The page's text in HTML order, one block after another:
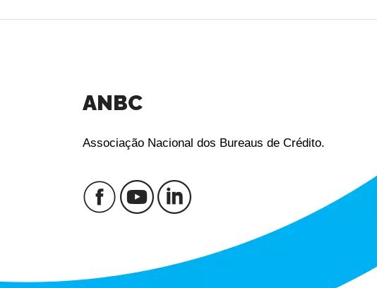
ANBC
Associação Nacional dos Bureaus de Crédito.